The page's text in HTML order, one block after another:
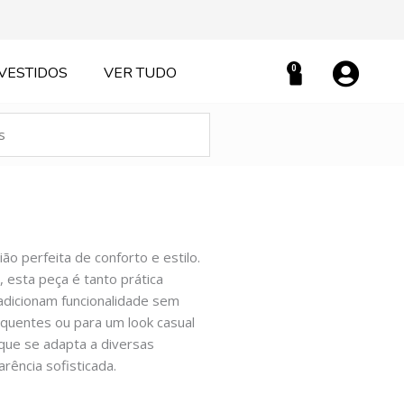
VER TUDO 0
Carrinho
perfeita de conforto e estilo.
esta peça é tanto prática
funcionalidade sem
ou para um look casual
se adapta a diversas
sofisticada.